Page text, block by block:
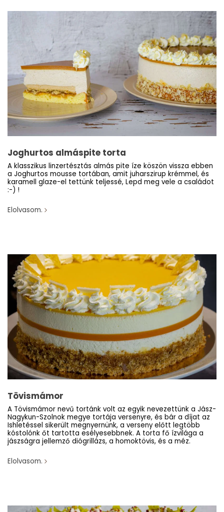
Joghurtos almáspite torta
A klasszikus linzertésztás almás pite íze köszön vissza ebben
a Joghurtos mousse tortában, amit juharszirup krémmel, és
karamell glaze-el tettünk teljessé, Lepd meg vele a családot
:-) !
Elolvasom.
Tövismámor
A Tövismámor nevű tortánk volt az egyik nevezettünk a Jász-
Nagykun-Szolnok megye tortája versenyre, és bár a díjat az
Ishletéssel sikerült megnyernünk, a verseny előtt legtöbb
kóstolónk őt tartotta esélyesebbnek. A torta fő ízvilága a
jászságra jellemző diógrillázs, a homoktövis, és a méz.
Elolvasom.